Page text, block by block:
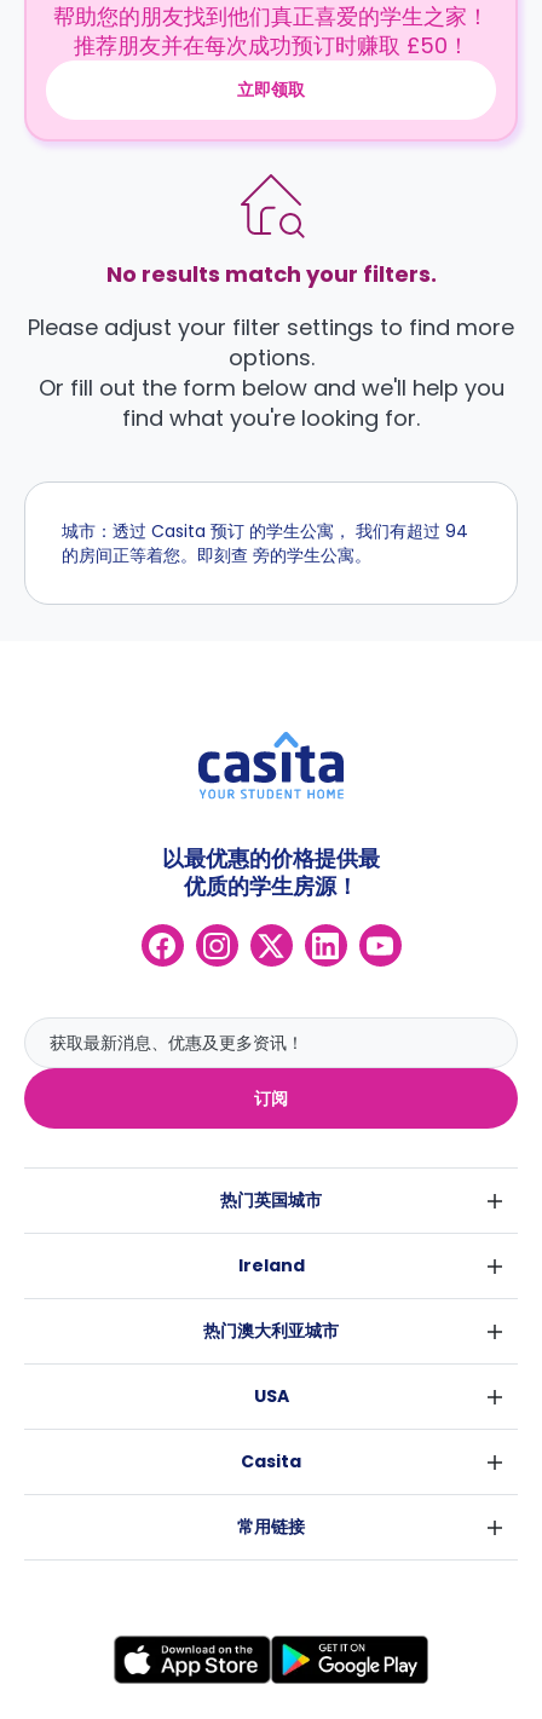
帮助您的朋友找到他们真正喜爱的学生之家！
推荐朋友并在每次成功预订时赚取 £50！
立即领取
No results match your filters.
Please adjust your filter settings to find more
options.
Or fill out the form below and we'll help you
find what you're looking for.
城市：透过 Casita 预订 的学生公寓， 我们有超过 94
的房间正等着您。即刻查 旁的学生公寓。
订阅
以最优惠的价格提供最
优质的学生房源！
热门英国城市
格拉斯哥
爱丁堡
利兹
布里斯托
卡迪夫
布拉德福德
纽卡斯尔
Ireland
都柏林
热门澳大利亚城市
布里斯班
阿德莱德
USA
洛杉矶
Casita
常用链接